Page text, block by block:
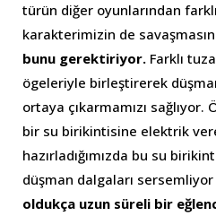
türün diğer oyunlarından
karakterimizin de
bunu gerektiriyor. Farklı
ögeleriyle birleştirerek
ortaya çıkarmamızı
bir su birikintisine elektrik
hazırladığımızda bu su
düşman dalgaları
oldukça uzun süreli bir